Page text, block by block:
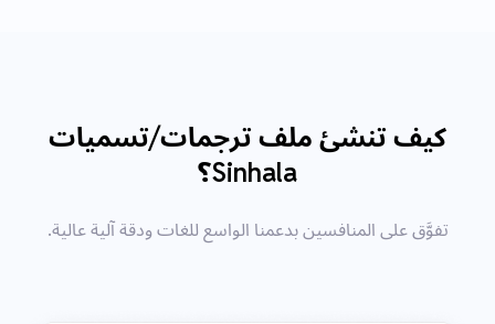
كيف تنشئ ملف ترجمات/تسميات
Sinhala؟
تفوَّق على المنافسين بدعمنا الواسع للغات ودقة آلية عالية.